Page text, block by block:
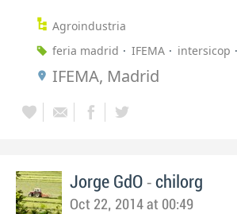
Agroindustria
feria madrid
IFEMA intersicop
IFEMA, Madrid
Jorge GdO - chilorg
Oct 22, 2014 at 00:49